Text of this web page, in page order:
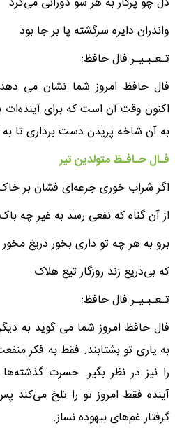
واندران دایره سرگشته پا بر جا بود
تـعـبـیـر فال حافظ:
فال حافظ امروز شما نشان می
اکنون وقت آن است که برای آینده‌ات
به آن شاخه پریدن دست برداری تا
فـال حـافـظ متولدین تیر
اگر شراب خوری جرعه‌ای فشان بر
از آن گناه که نفعی رسد به غیر چه باک
برو به هر چه تو داری بخور دریغ مخور
که بی‌دریغ زند روزگار تیغ هلاک
تـعـبـیـر فال حافظ:
فال حافظ امروز شما می گوید به
به یاری تو بشتابند. فقط به فکر
را نیز در نظر بگیر. حسرت
آینده فقط امروز تو را تلخ می‌کند
گرفتار غم‌های بیهوده نساز.